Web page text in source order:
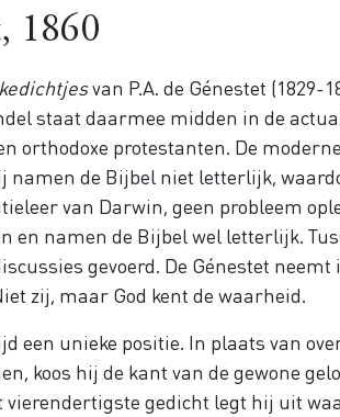
1860
van P.A. de Génestet (1829-
staat daarmee midden in de
orthodoxe protestanten. De
namen de Bijbel niet letterlijk,
van Darwin, geen probleem
en namen de Bijbel wel letterlijk.
gevoerd. De Génestet neemt
zij, maar God kent de waarheid.
een unieke positie. In plaats van
koos hij de kant van de gewone
gedicht legt hij uit